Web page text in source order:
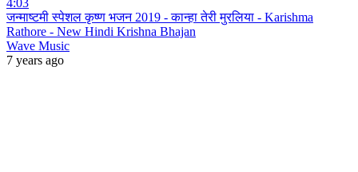
4:03
जन्माष्टमी स्पेशल कृष्ण भजन 2019 - कान्हा तेरी मुरलिया - Karishma
Rathore - New Hindi Krishna Bhajan
Wave Music
7 years ago